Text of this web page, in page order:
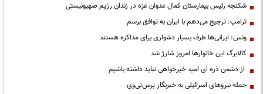
شکنجه رئیس بیمارستان کمال عدوان غزه در زندان رژیم صهیونیستی
ترامپ: ترجیح می‌دهم با ایران به توافق برسم
ونس: ایرانی‌ها طرف بسیار دشواری برای مذاکره هستند
کالابرگ این خانوارها امروز شارژ شد
از دشمن ذره ای امید خیرخواهی نباید داشته باشیم
حمله نیروهای اسرائیلی به خبرنگار پرس‌تی‌وی